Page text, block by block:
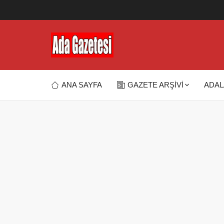
ANA SAYFA GAZETE ARŞİVİ